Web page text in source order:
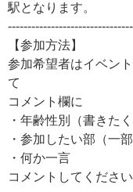
駅となります。
【参加方法】
参加希望者はイベン
て
コメント欄に
・年齢性別（書きた
・参加したい部（一
・何か一言
コメントしてください